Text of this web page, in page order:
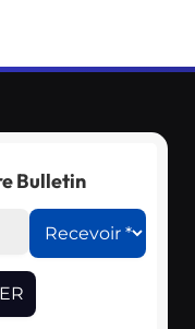
Bulletin